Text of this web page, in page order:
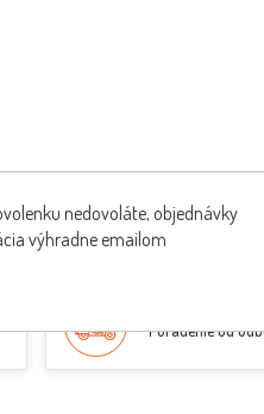
ŠPECIALISTI NA
Poradenie od
nedovoláte, objednávky
výhradne emailom